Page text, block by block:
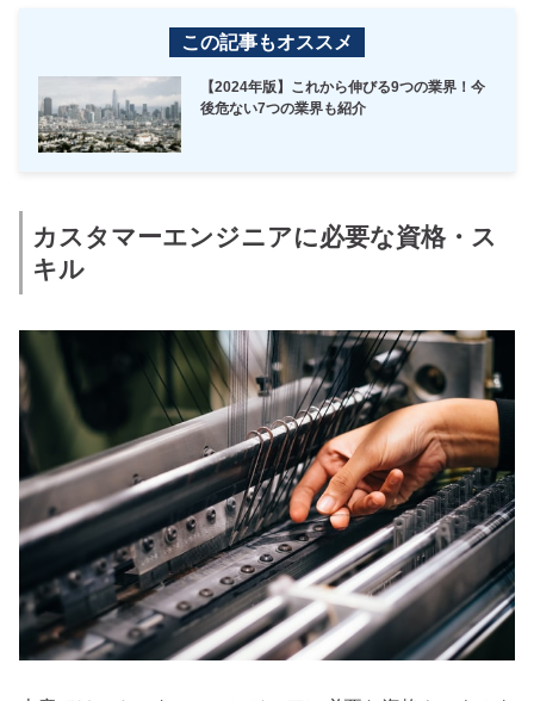
この記事もオススメ
【2024年版】これから伸びる9つの業界！今
後危ない7つの業界も紹介
カスタマーエンジニアに必要な資格・ス
キル